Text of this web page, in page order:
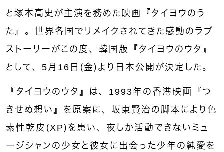
と塚本高史が主演を務めた映画『タイヨウのう
た』。世界各国でリメイクされてきた感動のラブ
ストーリーがこの度、韓国版『タイヨウのウタ』
として、5月16日（金）より日本公開が決定した。
『タイヨウのウタ』は、1993年の香港映画『つ
きせぬ想い』を原案に、坂東賢治の脚本により色
素性乾皮（XP）を患い、夜しか活動できないミュ
ージシャンの少女と彼女に出会った少年の純愛を